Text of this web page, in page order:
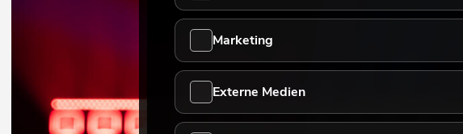
Marketing
Externe Medien